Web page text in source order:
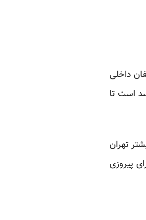
داخلی
است تا
تهران
پیروزی